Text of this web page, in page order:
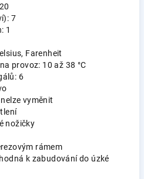
7
1
Farenheit
provoz: 10 až 38 °C
6
vyměnit
nožičky
rámem
k zabudování do úzké